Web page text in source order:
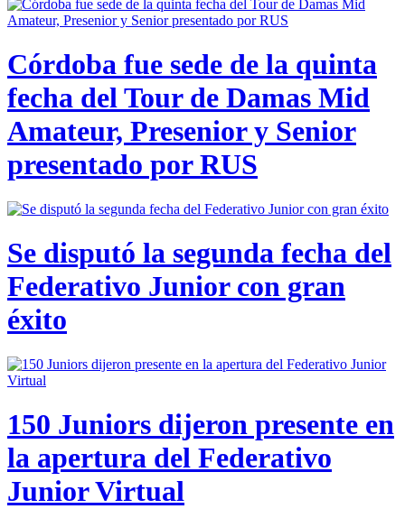
Córdoba fue sede de la quinta
fecha del Tour de Damas Mid
Amateur, Presenior y Senior
presentado por RUS
Se disputó la segunda fecha del
Federativo Junior con gran
éxito
150 Juniors dijeron presente en
la apertura del Federativo
Junior Virtual